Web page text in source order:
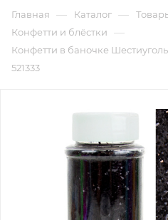
Главная — Каталог —
Конфетти и блёстки —
Конфетти в баночке
521333